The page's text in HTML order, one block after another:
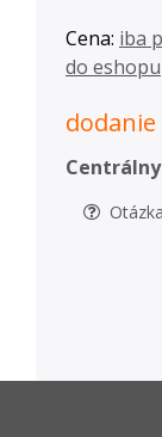
Cena: iba
do eshopu
dodanie